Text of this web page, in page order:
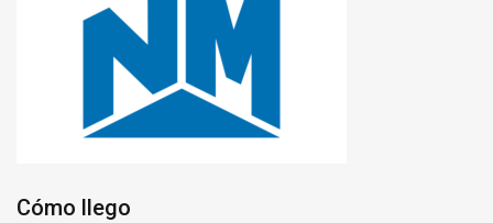
Cómo llego